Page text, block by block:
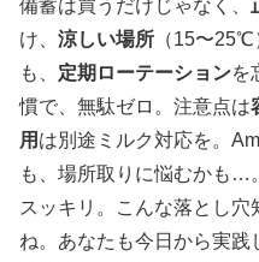
備蓄は買うだけじゃなく、
け、 涼しい場所 （15〜
も、 定期ローテーションを
慣で、無駄ゼロ。注意点は
用 は別途ミルク対応を。
も、場所取りに悩むかも…
スッキリ。こんな落とし穴
ね。あなたも今日から実践